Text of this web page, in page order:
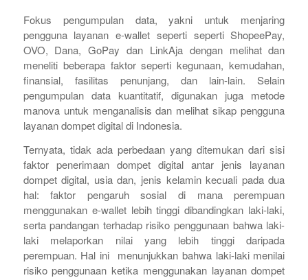
Fokus pengumpulan data, yakni untuk menjaring
pengguna layanane-wallet seperti seperti ShopeePay,
OVO, Dana, GoPay dan LinkAja dengan melihat dan
meneliti beberapa faktor seperti kegunaan, kemudahan,
finansial, fasilitas penunjang, dan lain-lain. Selain
pengumpulan data kuantitatif, digunakan juga metode
manova untuk menganalisis dan melihat sikap pengguna
layanan dompet digital di Indonesia.
Ternyata, tidak ada perbedaan yang ditemukan dari sisi
faktor penerimaan dompet digital antar jenis layanan
dompet digital, usia dan, jenis kelamin kecuali pada dua
hal: faktor pengaruh sosial di mana perempuan
menggunakan e-wallet lebih tinggi dibandingkan laki-laki,
serta pandangan terhadap risiko penggunaan bahwa laki-
laki melaporkan nilai yang lebih tinggi daripada
perempuan. Hal ini menunjukkan bahwa laki-laki menilai
risiko penggunaan ketika menggunakan layanan dompet